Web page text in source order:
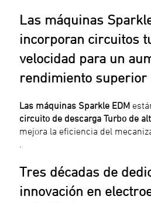
Las máquinas
incorporan circuitos
velocidad para un
rendimiento superior
Las máquinas Sparkle EDM
circuito de descarga Turbo de
mejora la eficiencia del
Tres décadas de
innovación en